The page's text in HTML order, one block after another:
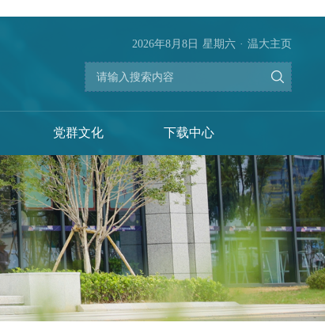
2026年8月8日 星期六 · 温大主页
党群文化 下载中心